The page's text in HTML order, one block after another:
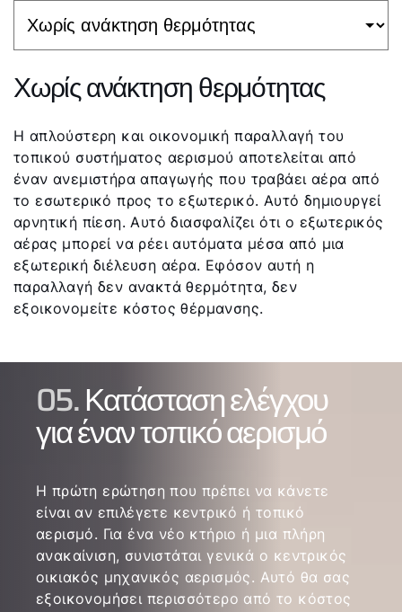
Χωρίς ανάκτηση θερμότητας
Η απλούστερη και οικονομική παραλλαγή του
τοπικού συστήματος αερισμού αποτελείται από
έναν ανεμιστήρα απαγωγής που τραβάει αέρα από
το εσωτερικό προς το εξωτερικό. Αυτό δημιουργεί
αρνητική πίεση. Αυτό διασφαλίζει ότι ο εξωτερικός
αέρας μπορεί να ρέει αυτόματα μέσα από μια
εξωτερική διέλευση αέρα. Εφόσον αυτή η
παραλλαγή δεν ανακτά θερμότητα, δεν
εξοικονομείτε κόστος θέρμανσης.
05.Κατάσταση ελέγχου
για έναν τοπικό αερισμό
Η πρώτη ερώτηση που πρέπει να κάνετε
είναι αν επιλέγετε κεντρικό ή τοπικό
αερισμό. Για ένα νέο κτήριο ή μια πλήρη
ανακαίνιση, συνιστάται γενικά ο κεντρικός
οικιακός μηχανικός αερισμός. Αυτό θα σας
εξοικονομήσει περισσότερο από το κόστος